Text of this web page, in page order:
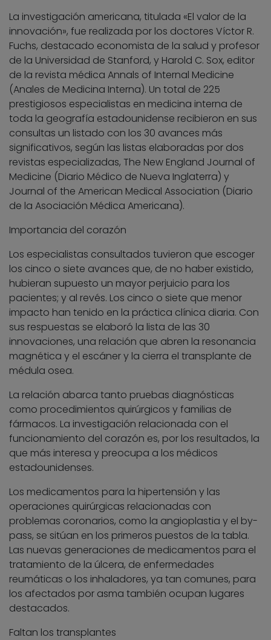
La investigación americana, titulada «El valor de la
innovación», fue realizada por los doctores Víctor R.
Fuchs, destacado economista de la salud y profesor
de la Universidad de Stanford, y Harold C. Sox, editor
de la revista médica Annals of Internal Medicine
(Anales de Medicina Interna). Un total de 225
prestigiosos especialistas en medicina interna de
toda la geografía estadounidense recibieron en sus
consultas un listado con los 30 avances más
significativos, según las listas elaboradas por dos
revistas especializadas, The New England Journal of
Medicine (Diario Médico de Nueva Inglaterra) y
Journal of the American Medical Association (Diario
de la Asociación Médica Americana).
Importancia del corazón
Los especialistas consultados tuvieron que escoger
los cinco o siete avances que, de no haber existido,
hubieran supuesto un mayor perjuicio para los
pacientes; y al revés. Los cinco o siete que menor
impacto han tenido en la práctica clínica diaria. Con
sus respuestas se elaboró la lista de las 30
innovaciones, una relación que abren la resonancia
magnética y el escáner y la cierra el transplante de
médula osea.
La relación abarca tanto pruebas diagnósticas
como procedimientos quirúrgicos y familias de
fármacos. La investigación relacionada con el
funcionamiento del corazón es, por los resultados, la
que más interesa y preocupa a los médicos
estadounidenses.
Los medicamentos para la hipertensión y las
operaciones quirúrgicas relacionadas con
problemas coronarios, como la angioplastia y el by-
pass, se sitúan en los primeros puestos de la tabla.
Las nuevas generaciones de medicamentos para el
tratamiento de la úlcera, de enfermedades
reumáticas o los inhaladores, ya tan comunes, para
los afectados por asma también ocupan lugares
destacados.
Faltan los transplantes